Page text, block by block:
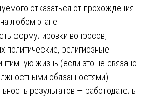
отказаться от прохождения
любом этапе.
формулировки вопросов,
политические, религиозные
жизнь (если это не связано
обязанностями).
результатов — работодатель